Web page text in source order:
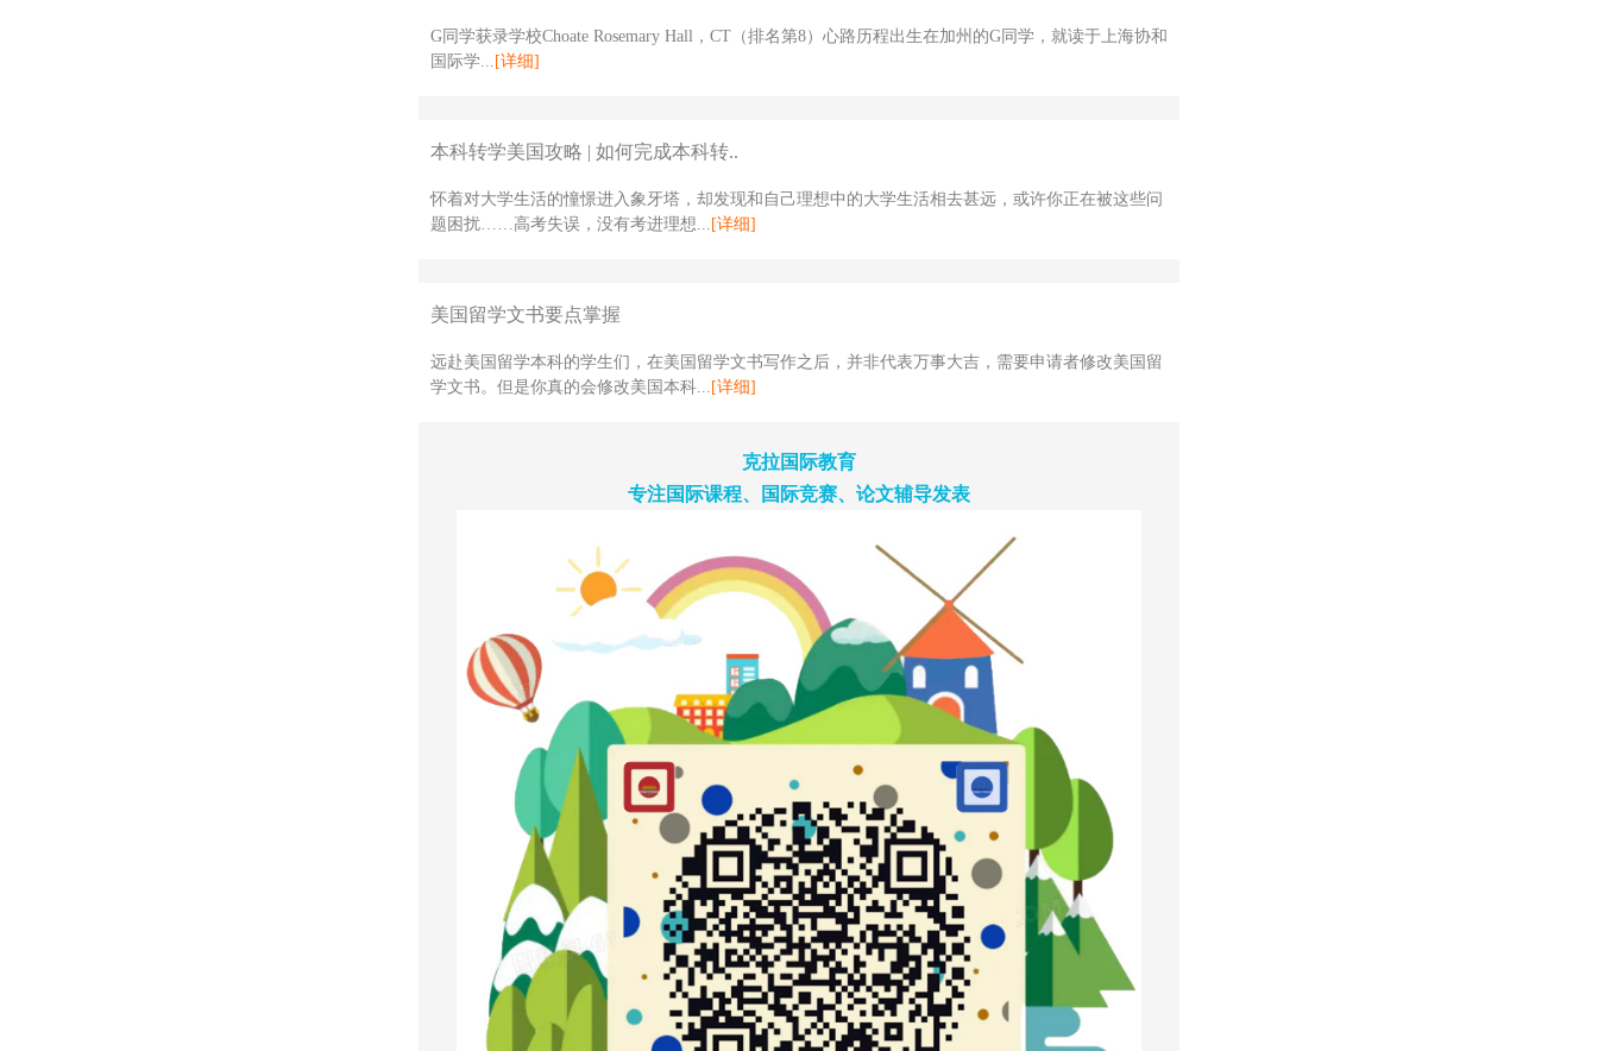
G同学获录学校Choate Rosemary Hall，CT（排名第8）心路历程出生在加州的G同学，就读于上海协和
国际学... [详细]
本科转学美国攻略 | 如何完成本科转..
怀着对大学生活的憧憬进入象牙塔，却发现和自己理想中的大学生活相去甚远，或许你正在被这些问
题困扰……高考失误，没有考进理想... [详细]
美国留学文书要点掌握
远赴美国留学本科的学生们，在美国留学文书写作之后，并非代表万事大吉，需要申请者修改美国留
学文书。但是你真的会修改美国本科... [详细]
克拉国际教育
专注国际课程、国际竞赛、论文辅导发表